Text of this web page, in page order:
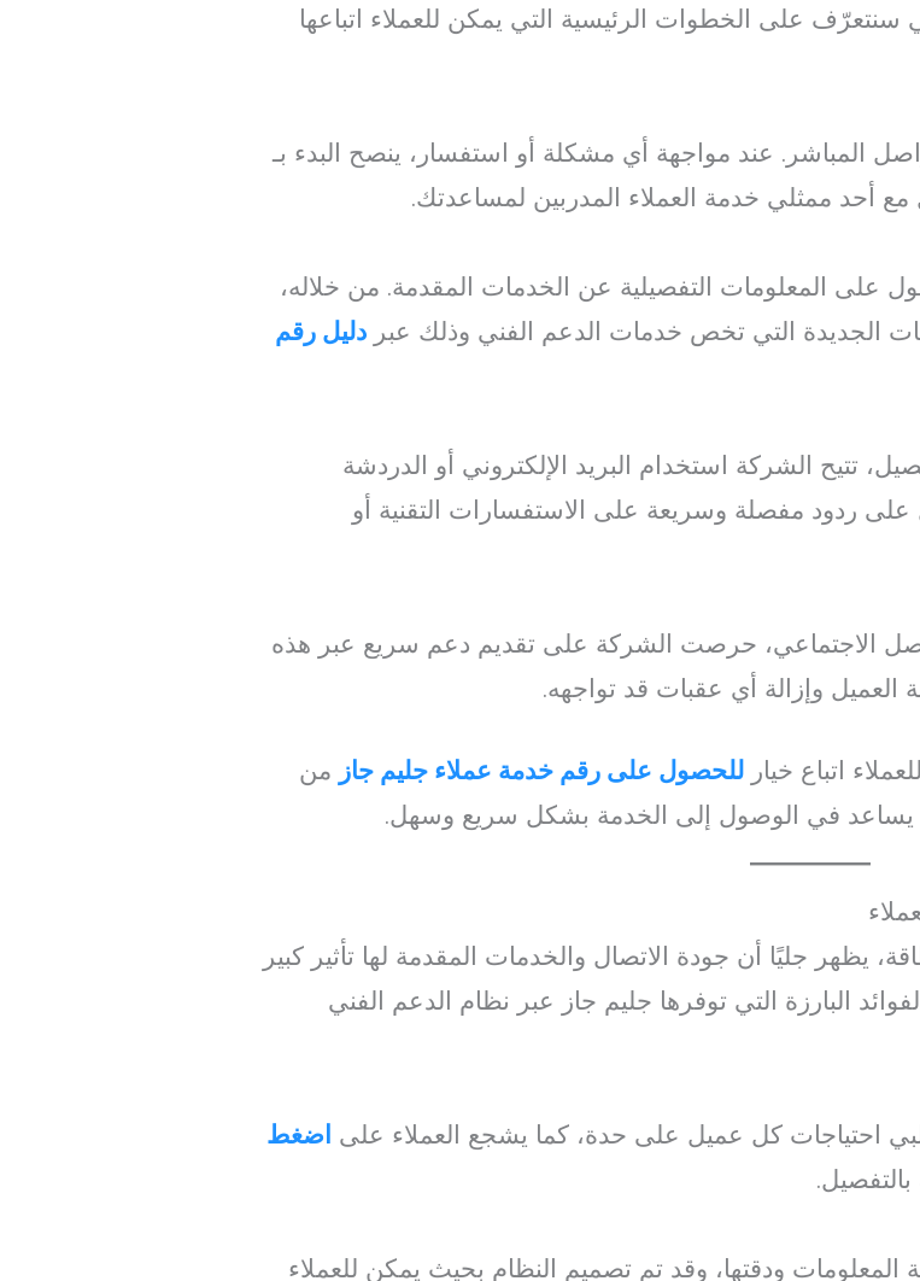
سنتعرّف على الخطوات الرئيسية التي يمكن للعملاء اتباعها
المباشر. عند مواجهة أي مشكلة أو استفسار، ينصح البدء بـ
مع أحد ممثلي خدمة العملاء المدربين لمساعدتك.
على المعلومات التفصيلية عن الخدمات المقدمة. من خلاله،
الجديدة التي تخص خدمات الدعم الفني وذلك عبردليل رقم
تتيح الشركة استخدام البريد الإلكتروني أو الدردشة
على ردود مفصلة وسريعة على الاستفسارات التقنية أو
الاجتماعي، حرصت الشركة على تقديم دعم سريع عبر هذه
وإزالة أي عقبات قد تواجهه.
اتباع خيارللحصول على رقم خدمة عملاء جليم جاز من
في الوصول إلى الخدمة بشكل سريع وسهل.
يظهر جليًا أن جودة الاتصال والخدمات المقدمة لها تأثير كبير
البارزة التي توفرها جليم جاز عبر نظام الدعم الفني
احتياجات كل عميل على حدة، كما يشجع العملاء على اضغط
ودقتها، وقد تم تصميم النظام بحيث يمكن للعملاء